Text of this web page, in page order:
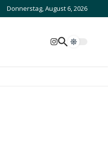
Donnerstag, August 6, 2026